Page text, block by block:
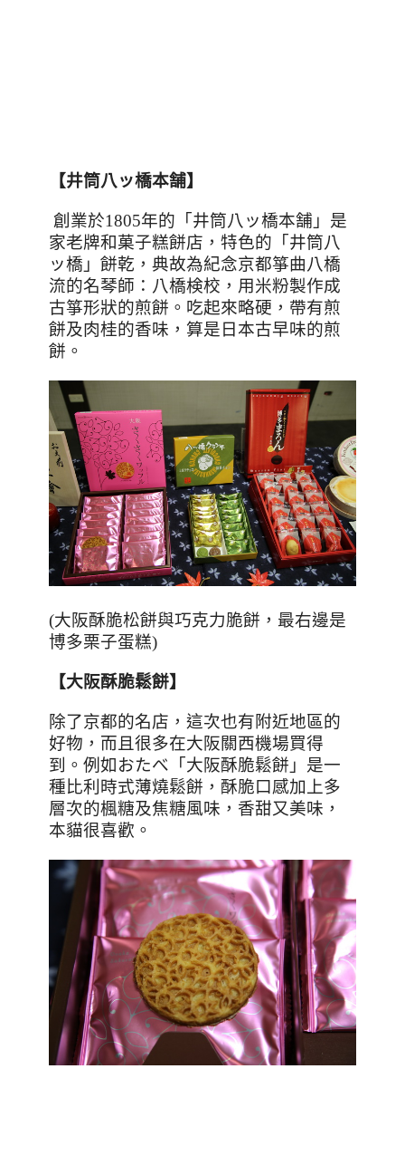
【井筒八ッ橋本舗】
創業於1805年的「井筒八ッ橋本舗」是
家老牌和菓子糕餅店，特色的「井筒八
ッ橋」餅乾，典故為紀念京都箏曲八橋
流的名琴師：八橋検校，用米粉製作成
古箏形狀的煎餅。吃起來略硬，帶有煎
餅及肉桂的香味，算是日本古早味的煎
餅。
(大阪酥脆松餅與巧克力脆餅，最右邊是
博多栗子蛋糕)
【大阪酥脆鬆餅】
除了京都的名店，這次也有附近地區的
好物，而且很多在大阪關西機場買得
到。例如おたべ「大阪酥脆鬆餅」是一
種比利時式薄燒鬆餅，酥脆口感加上多
層次的楓糖及焦糖風味，香甜又美味，
本貓很喜歡。